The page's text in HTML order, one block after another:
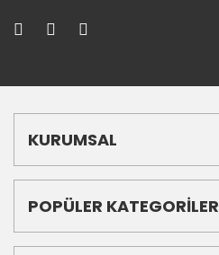
KURUMSAL
POPÜLER KATEGORİLER